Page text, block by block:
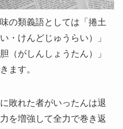
の類義語としては「捲土
・けんどじゅうらい）」
（がしんしょうたん）」
ます。
敗れた者がいったんは退
を増強して全力で巻き返